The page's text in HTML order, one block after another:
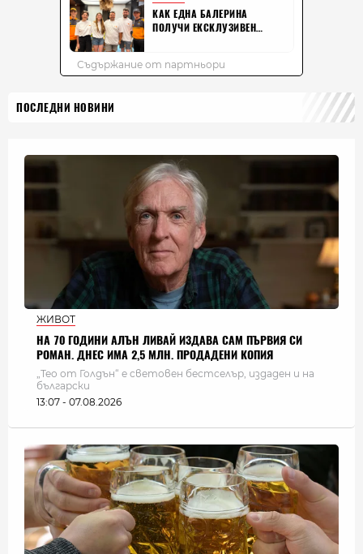
ПОСЛЕДНИ НОВИНИ
ЖИВОТ
НА 70 ГОДИНИ АЛЪН ЛИВАЙ ИЗДАВА САМ ПЪРВИЯ СИ
РОМАН. ДНЕС ИМА 2,5 МЛН. ПРОДАДЕНИ КОПИЯ
„Тео от Голдън“ е световен бестселър, издаден и на
български
13:07 - 07.08.2026